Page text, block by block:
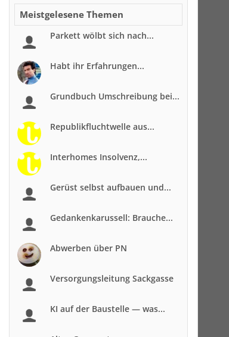
Meistgelesene Themen
Parkett wölbt sich nach...
Habt ihr Erfahrungen...
Grundbuch Umschreibung bei...
Republikfluchtwelle aus...
Interhomes Insolvenz,...
Gerüst selbst aufbauen und...
Gedankenkarussell: Brauche...
Abwerben über PN
Versorgungsleitung Sackgasse
KI auf der Baustelle — was...